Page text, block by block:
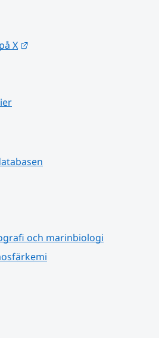
X
och marinbiologi